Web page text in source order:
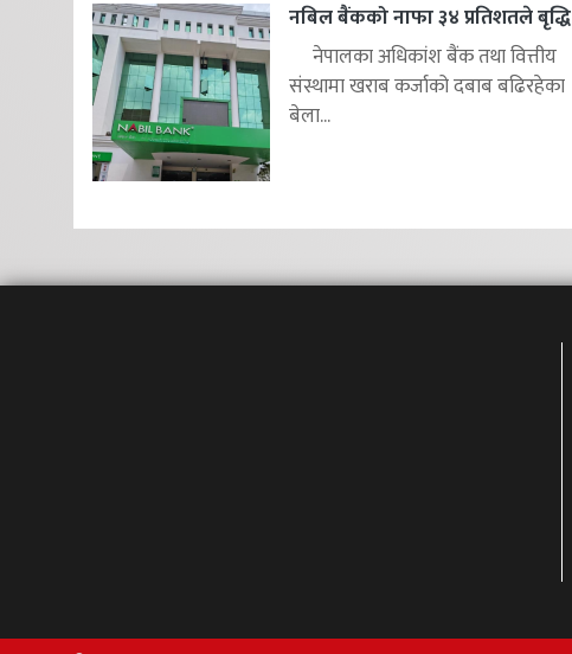
नबिल बैंकको नाफा ३४ प्रतिशतले बृद्धि
नेपालका अधिकांश बैंक तथा वित्तीय
संस्थामा खराब कर्जाको दबाब बढिरहेका
बेला...